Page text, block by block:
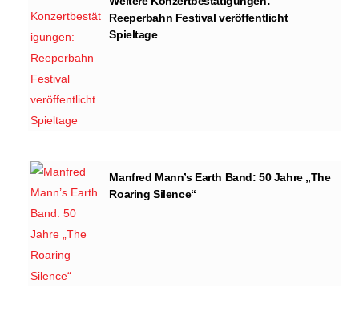
Reeperbahn Festival veröffentlicht
Spieltage
Manfred Mann’s Earth Band: 50 Jahre „The
Roaring Silence“